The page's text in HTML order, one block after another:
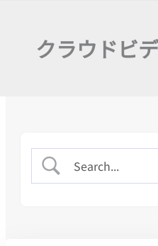
クラウドビ